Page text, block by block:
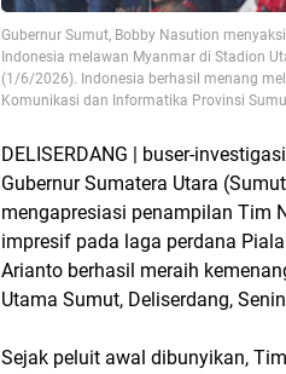
Gubernur Sumut, Bobby Nasution
Indonesia melawan Myanmar di Stadion
(1/6/2026). Indonesia berhasil menang
Komunikasi dan Informatika Provinsi
DELISERDANG | buser-
Gubernur Sumatera Utara
mengapresiasi penampilan Tim
impresif pada laga perdana
Arianto berhasil meraih
Utama Sumut, Deliserdang,
Sejak peluit awal dibunyikan,